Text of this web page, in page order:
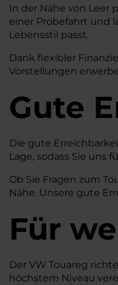
In der Nähe von Leer
einer Probefahrt und
Lebensstil passt.
Dank flexibler
Vorstellungen
Gute
Die gute
Lage, sodass Sie uns
Ob Sie Fragen zum
Nähe. Unsere gute
Für
Der VW Touareg
höchstem Niveau